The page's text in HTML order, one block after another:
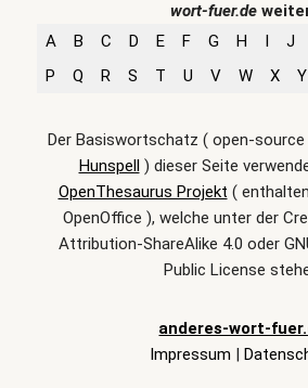
wort-fuer.de
A
B C D E F G H I J
P
Q R S T U V W X Y
Der Basiswortschatz ( open-
Hunspell) dieser Seite
OpenThesaurus Projekt (
OpenOffice ), welche unter der
Attribution-ShareAlike 4.0 oder
Public License
anderes-wort-
Impressum |